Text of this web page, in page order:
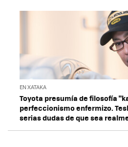
EN XATAKA
Toyota presumía de filosofía
perfeccionismo enfermizo.
serias dudas de que sea